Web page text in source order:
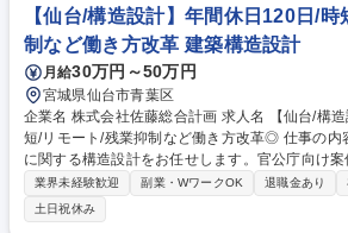
(ボーリング柱状図、各種解析データ、数量表、
査データをもとに地盤調査報告書の作成(調査方
果、考察 (※変更範囲：当社業務全般) 募集職種 仙台【地質調査担当（経
験者）】地質調査業界売上トップクラス/働きや
【仙台/構造設計】年間休日120日/
制など働き方改革 建築構造設計
月給30万円～50万円
宮城県仙台市青葉区
企業名 株式会社佐藤総合計画 求人名 【仙台/構造設計】年間休日120日/時
短/リモート/残業抑制など働き方改革◎ 仕事の内容 ■当社が担当する案件
に関する構造設計をお任せします。官公庁向け
建物など幅広く参画します。 仕事内容の変更の範
件≫商業施設や公共施設・マンションなど様々で
後は海外物件にも注力していきます。 ≪出張≫月
業界未経験歓迎 副業・WワークOK 退職金あり
土日祝休み